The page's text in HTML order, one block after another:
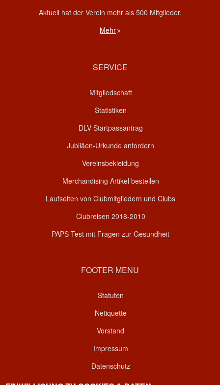
Aktuell hat der Verein mehr als 500 Mitglieder.
Mehr
SERVICE
Mitgliedschaft
Statistiken
DLV Startpassantrag
Jubiläen-Urkunde anfordern
Vereinsbekleidung
Merchandising Artikel bestellen
Laufseiten von Clubmitgliedern und Clubs
Clubreisen 2018-2010
PAPS-Test mit Fragen zur Gesundheit
FOOTER MENU
Statuten
Netiquette
Vorstand
Impressum
Datenschutz